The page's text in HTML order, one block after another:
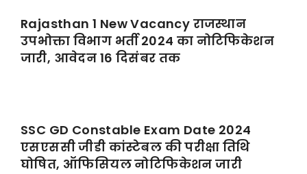
Rajasthan 1 New Vacancy राजस्थान
उपभोक्ता विभाग भर्ती 2024 का नोटिफिकेशन
जारी, आवेदन 16 दिसंबर तक
SSC GD Constable Exam Date 2024
एसएससी जीडी कांस्टेबल की परीक्षा तिथि
घोषित, ऑफिसियल नोटिफिकेशन जारी